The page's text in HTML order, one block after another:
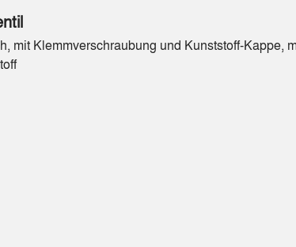
mit Klemmverschraubung und Kunststoff-Kappe,